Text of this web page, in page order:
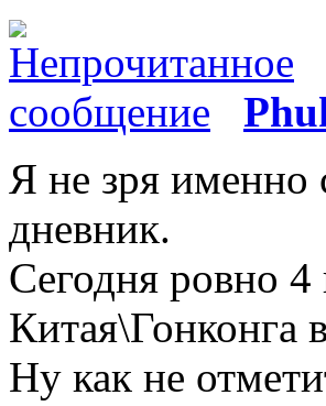
Я не зря именно
дневник.
Сегодня ровно 4
Китая\Гонконга
Ну как не